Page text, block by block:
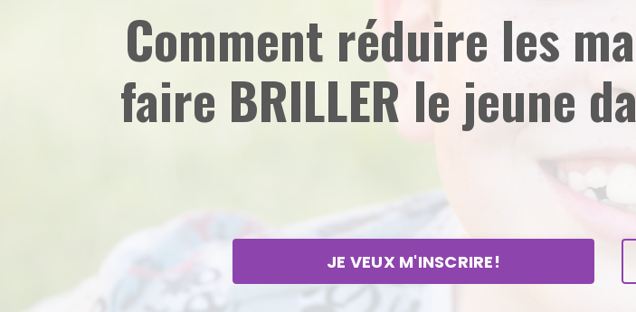
Comment réduire les
faire BRILLER le jeune
JE VEUX M'INSCRIRE!